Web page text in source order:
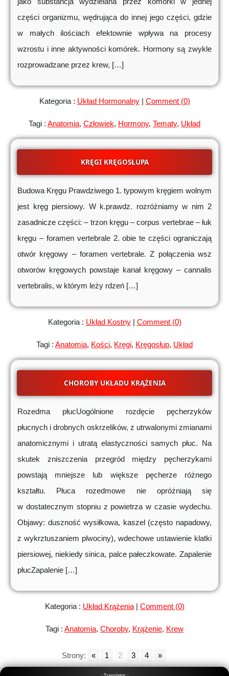
części organizmu, wędrująca do innej jego części, gdzie
w małych ilościach efektownie wpływa na procesy
wzrostu i inne aktywności komórek. Hormony są zwykle
rozprowadzane przez krew, […]
Kategoria : Układ Hormonalny| Comment (0)
Tagi : Anatomia, Człowiek, Hormony, Tematy, Układ
KRĘGI KRĘGOSŁUPA
Budowa Kręgu Prawdziwego 1. typowym kręgiem wolnym
jest kręg piersiowy. W k.prawdz. rozróżniamy w nim 2
zasadnicze części: – trzon kręgu – corpus vertebrae – łuk
kręgu – foramen vertebrale 2. obie te części ograniczają
otwór kręgowy – foramen vertebrale. Z połączenia wsz
otworów kręgowych powstaje kanał kręgowy – cannalis
vertebralis, w którym leży rdzeń […]
Kategoria : Układ Kostny| Comment (0)
Tagi : Anatomia, Kości, Kręgi, Kręgosłup, Układ
CHOROBY UKŁADU KRĄŻENIA
Rozedma płucUogólnione rozdęcie pęcherzyków
płucnych i drobnych oskrzelików, z utrwalonymi zmianami
anatomicznymi i utratą elastyczności samych płuc. Na
skutek zniszczenia przegród między pęcherzykami
powstają mniejsze lub większe pęcherze różnego
kształtu. Płuca rozedmowe nie opróżniają się
w dostatecznym stopniu z powietrza w czasie wydechu.
Objawy: duszność wysiłkowa, kaszel (często napadowy,
z wykrztuszaniem plwociny), wdechowe ustawienie klatki
piersiowej, niekiedy sinica, palce pałeczkowate. Zapalenie
płucZapalenie […]
Kategoria : Układ Krążenia| Comment (0)
Tagi : Anatomia, Choroby, Krążenie, Krew
Strony: « 1 2 3 4 »